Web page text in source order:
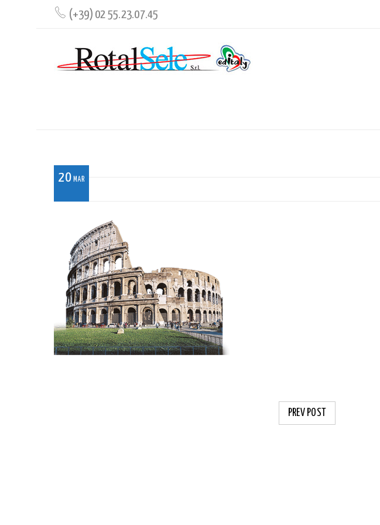
(+39) 02 55.23.07.45
20 MAR
PREV POST